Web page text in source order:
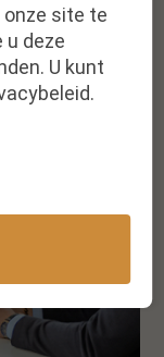
onze site te
u deze
U kunt